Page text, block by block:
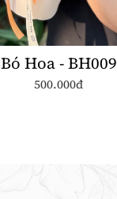
Bó Hoa - BH009
500.000đ